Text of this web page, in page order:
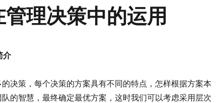
理决策中的运用
介
决策，每个决策的方案具有不同的特点，怎样根据方案本
的智慧，最终确定最优方案，这时我们可以考虑采用层次